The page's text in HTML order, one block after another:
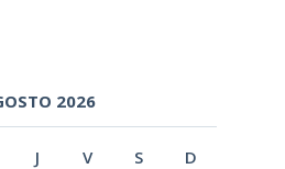
2026
J V S D